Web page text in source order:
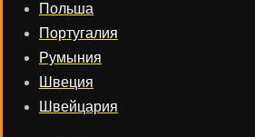
Польша
Португалия
Румыния
Швеция
Швейцария